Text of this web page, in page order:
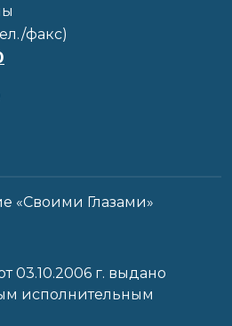
«Своими Глазами»
03.10.2006 г. выдано
исполнительным
факс)